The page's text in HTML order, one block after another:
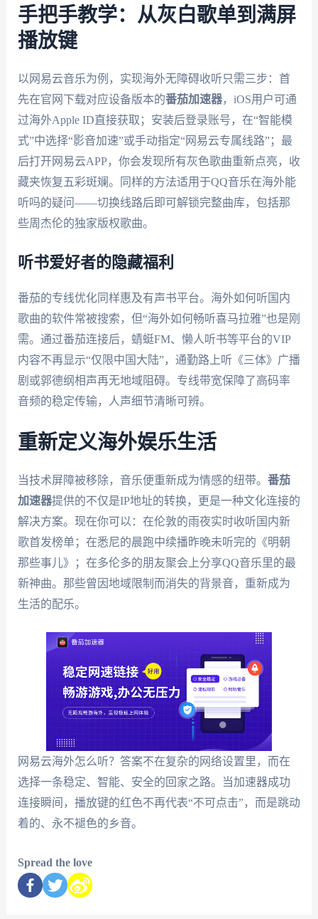
手把手教学：从灰白歌单到满屏
播放键
以网易云音乐为例，实现海外无障碍收听只需三步：首
先在官网下载对应设备版本的番茄加速器，iOS用户可通
过海外Apple ID直接获取；安装后登录账号，在“智能模
式”中选择“影音加速”或手动指定“网易云专属线路”；最
后打开网易云APP，你会发现所有灰色歌曲重新点亮，收
藏夹恢复五彩斑斓。同样的方法适用于QQ音乐在海外能
听吗的疑问——切换线路后即可解锁完整曲库，包括那
些周杰伦的独家版权歌曲。
听书爱好者的隐藏福利
番茄的专线优化同样惠及有声书平台。海外如何听国内
歌曲的软件常被搜索，但“海外如何畅听喜马拉雅”也是刚
需。通过番茄连接后，蜻蜓FM、懒人听书等平台的VIP
内容不再显示“仅限中国大陆”，通勤路上听《三体》广播
剧或郭德纲相声再无地域阻碍。专线带宽保障了高码率
音频的稳定传输，人声细节清晰可辨。
重新定义海外娱乐生活
当技术屏障被移除，音乐便重新成为情感的纽带。 番茄
加速器提供的不仅是IP地址的转换，更是一种文化连接的
解决方案。现在你可以：在伦敦的雨夜实时收听国内新
歌首发榜单；在悉尼的晨跑中续播昨晚未听完的《明朝
那些事儿》；在多伦多的朋友聚会上分享QQ音乐里的最
新神曲。那些曾因地域限制而消失的背景音，重新成为
生活的配乐。
网易云海外怎么听？答案不在复杂的网络设置里，而在
选择一条稳定、智能、安全的回家之路。当加速器成功
连接瞬间，播放键的红色不再代表“不可点击”，而是跳动
着的、永不褪色的乡音。
Spread the love